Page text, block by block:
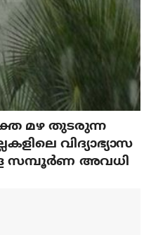
മഴ തുടരുന്ന
വിദ്യാഭ്യാസ
സമ്പൂർണ അവധി